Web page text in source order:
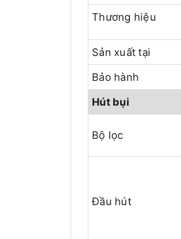
Thương hiệu
Sản xuất tại
Bảo hành
Hút bụi
Bộ lọc
Đầu hút